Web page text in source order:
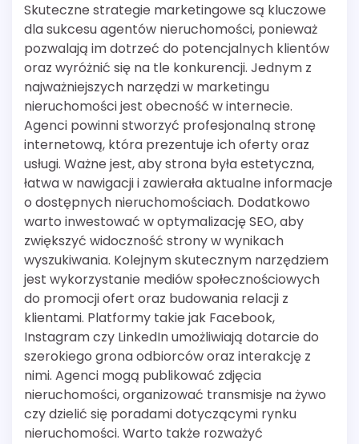
Skuteczne strategie marketingowe są kluczowe
dla sukcesu agentów nieruchomości, ponieważ
pozwalają im dotrzeć do potencjalnych klientów
oraz wyróżnić się na tle konkurencji. Jednym z
najważniejszych narzędzi w marketingu
nieruchomości jest obecność w internecie.
Agenci powinni stworzyć profesjonalną stronę
internetową, która prezentuje ich oferty oraz
usługi. Ważne jest, aby strona była estetyczna,
łatwa w nawigacji i zawierała aktualne informacje
o dostępnych nieruchomościach. Dodatkowo
warto inwestować w optymalizację SEO, aby
zwiększyć widoczność strony w wynikach
wyszukiwania. Kolejnym skutecznym narzędziem
jest wykorzystanie mediów społecznościowych
do promocji ofert oraz budowania relacji z
klientami. Platformy takie jak Facebook,
Instagram czy LinkedIn umożliwiają dotarcie do
szerokiego grona odbiorców oraz interakcję z
nimi. Agenci mogą publikować zdjęcia
nieruchomości, organizować transmisje na żywo
czy dzielić się poradami dotyczącymi rynku
nieruchomości. Warto także rozważyć